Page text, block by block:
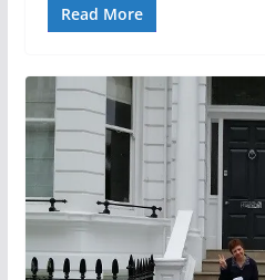
Read More